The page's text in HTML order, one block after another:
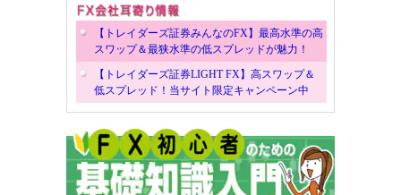
【トレイダーズ証券みんなのFX】最高水準の高
スワップ＆最狭水準の低スプレッドが魅力！
【トレイダーズ証券LIGHT FX】高スワップ＆
低スプレッド！当サイト限定キャンペーン中